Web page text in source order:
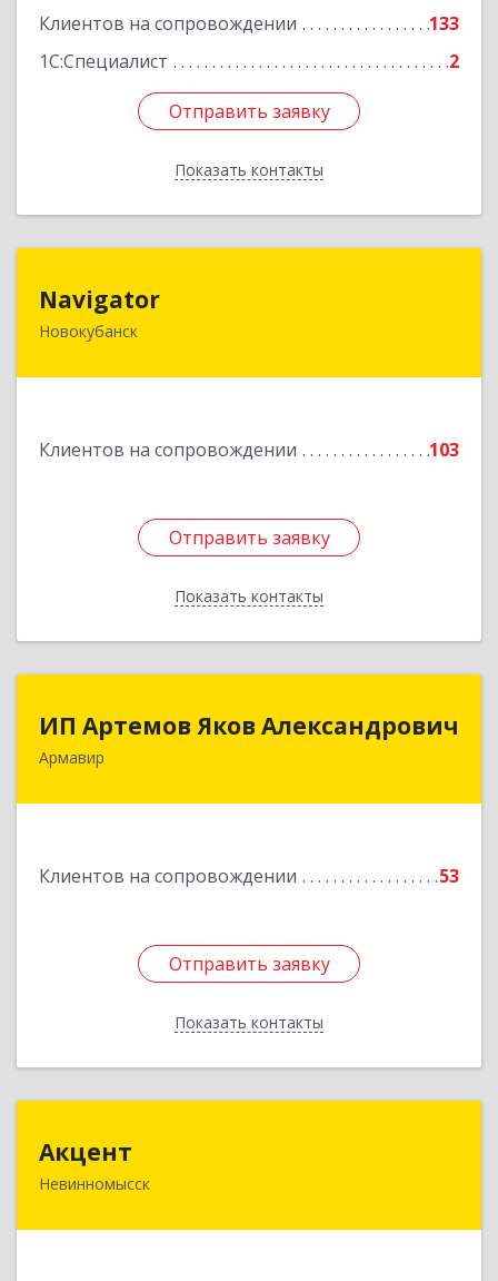
Клиентов на сопровождении
133
1С:Специалист
2
Отправить заявку
Показать контакты
Отправить заявку
Назад
Navigator
Новокубанск
Клиентов на сопровождении 103
Отправить заявку
Показать контакты
352240, Краснодарский край, Новокубанск г,
Отправить заявку
Назад
ИП Артемов Яков Александрович
Армавир
Клиентов на сопровождении 53
Отправить заявку
Показать контакты
Отправить заявку
Назад
Акцент
Невинномысск
357112, Ставропольский край, Невинномысск г,